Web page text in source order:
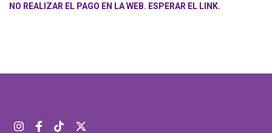
NO REALIZAR EL PAGO EN LA WEB. ESPERAR EL LINK.